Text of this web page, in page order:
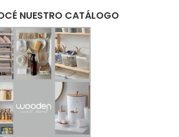
NUESTRO CATÁLOGO